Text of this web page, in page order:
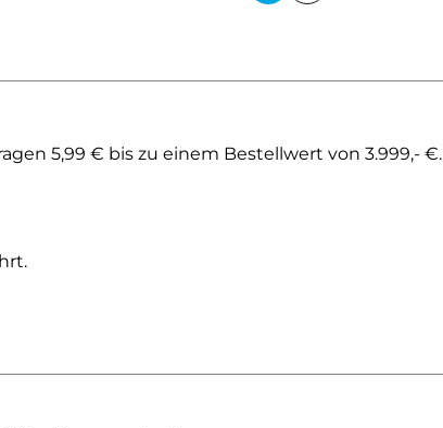
5,99 € bis zu einem Bestellwert von 3.999,- €.